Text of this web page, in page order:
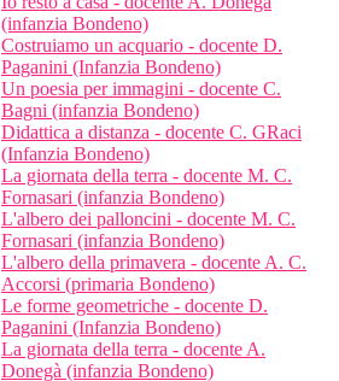
(infanzia Bondeno)
Costruiamo un acquario - docente D.
Paganini (Infanzia Bondeno)
Un poesia per immagini - docente C.
Bagni (infanzia Bondeno)
Didattica a distanza - docente C. GRaci
(Infanzia Bondeno)
La giornata della terra - docente M. C.
Fornasari (infanzia Bondeno)
L'albero dei palloncini - docente M. C.
Fornasari (infanzia Bondeno)
L'albero della primavera - docente A. C.
Accorsi (primaria Bondeno)
Le forme geometriche - docente D.
Paganini (Infanzia Bondeno)
La giornata della terra - docente A.
Donegà (infanzia Bondeno)